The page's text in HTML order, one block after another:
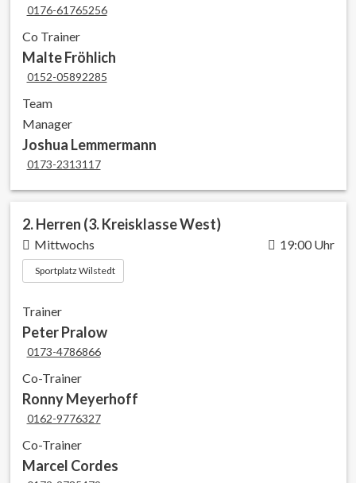
0176-61765256
Co Trainer
Malte Fröhlich
0152-05892285
Team
Manager
Joshua Lemmermann
0173-2313117
2. Herren (3. Kreisklasse West)
Mittwochs 19:00 Uhr
Sportplatz Wilstedt
Trainer
Peter Pralow
0173-4786866
Co-Trainer
Ronny Meyerhoff
0162-9776327
Co-Trainer
Marcel Cordes